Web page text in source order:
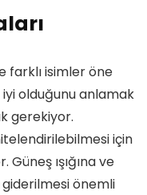
farklı isimler öne
olduğunu anlamak
gerekiyor.
için
ışığına ve
önemli